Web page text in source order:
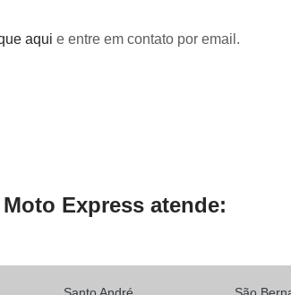
aqui e entre em contato por email.
Express atende: